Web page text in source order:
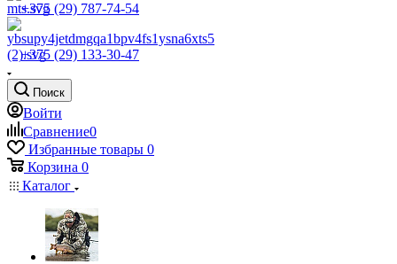
+375 (29) 787-74-54
+375 (29) 133-30-47
Поиск
Войти
Сравнение0
Избранные товары 0
Корзина 0
Каталог